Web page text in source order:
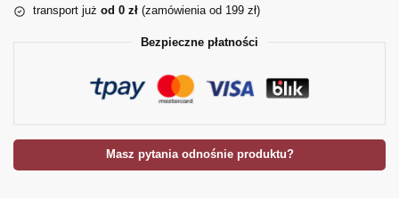
transport już od 0 zł (zamówienia od 199 zł)
Bezpieczne płatności
Masz pytania odnośnie produktu?